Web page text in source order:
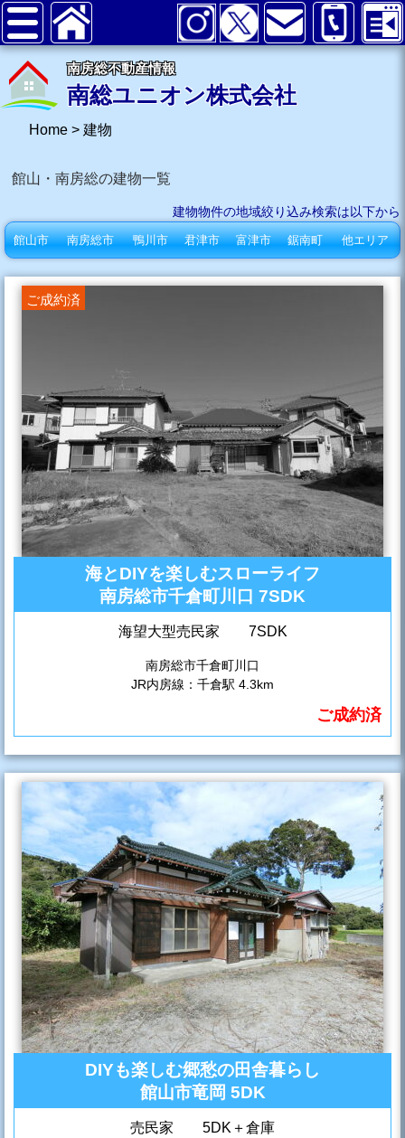
南房総不動産情報
南総ユニオン株式会社
Home > 建物
館山・南房総の建物一覧
建物物件の地域絞り込み検索は以下から
館山市 南房総市 鴨川市 君津市 富津市 鋸南町 他エリア
ご成約済
海とDIYを楽しむスローライフ
南房総市千倉町川口 7SDK
海望大型売民家 7SDK
南房総市千倉町川口
JR内房線：千倉駅 4.3km
ご成約済
DIYも楽しむ郷愁の田舎暮らし
館山市竜岡 5DK
売民家 5DK＋倉庫